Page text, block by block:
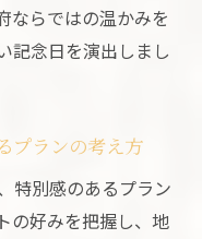
ならではの温かみを
記念日を演出しまし
プランの考え方
特別感のあるプラン
の好みを把握し、地